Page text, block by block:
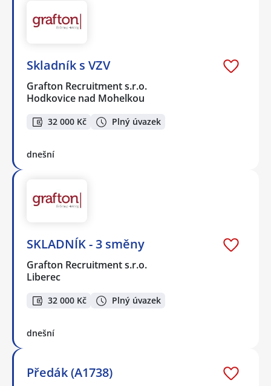
Skladník s VZV
Grafton Recruitment s.r.o.
Hodkovice nad Mohelkou
32 000 Kč Plný úvazek
dnešní
SKLADNÍK - 3 směny
Grafton Recruitment s.r.o.
Liberec
32 000 Kč Plný úvazek
dnešní
Předák (A1738)